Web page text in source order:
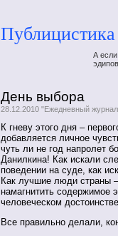
Публицистика
А
День выбора
28.12.2010 "Ежедневный
К гневу этого дня –
добавляется личное
чуть ли не год напролет
Данилкина! Как искали
поведении на суде, как
Как лучшие люди страны
намагнитить содержимое
человеческом
Все правильно делали,